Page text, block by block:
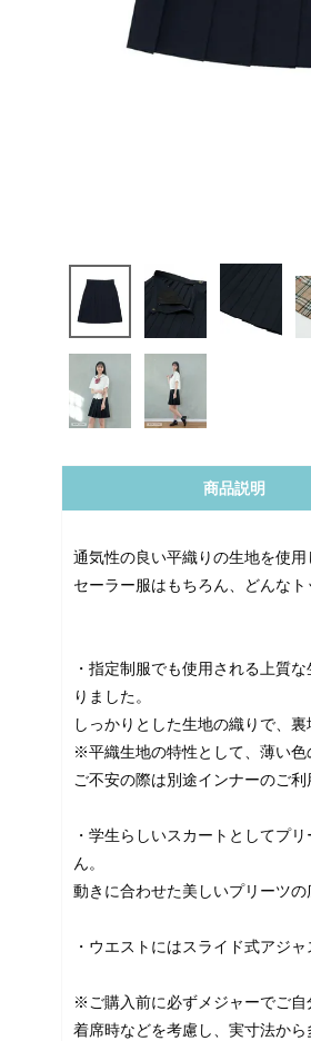
商品説明
通気性の良い平織りの生地を使用
セーラー服はもちろん、どんな
・指定制服でも使用される上質
りました。
しっかりとした生地の織りで、
※平織生地の特性として、薄い色
ご不安の際は別途インナーのご利
・学生らしいスカートとしてプ
ん。
動きに合わせた美しいプリーツの
・ウエストにはスライド式アジ
※ご購入前に必ずメジャーでご自
着席時などを考慮し、実寸法か